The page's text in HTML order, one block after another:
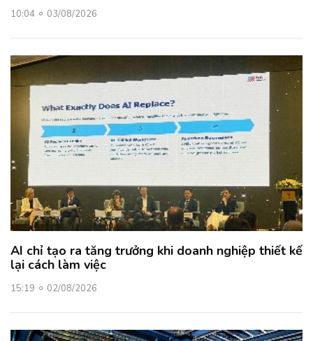
10:04 03/08/2026
AI chỉ tạo ra tăng trưởng khi doanh nghiệp thiết kế
lại cách làm việc
15:19 02/08/2026